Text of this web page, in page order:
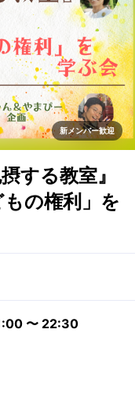
新メンバー歓迎
する教室』
の権利」を
〜 22:30